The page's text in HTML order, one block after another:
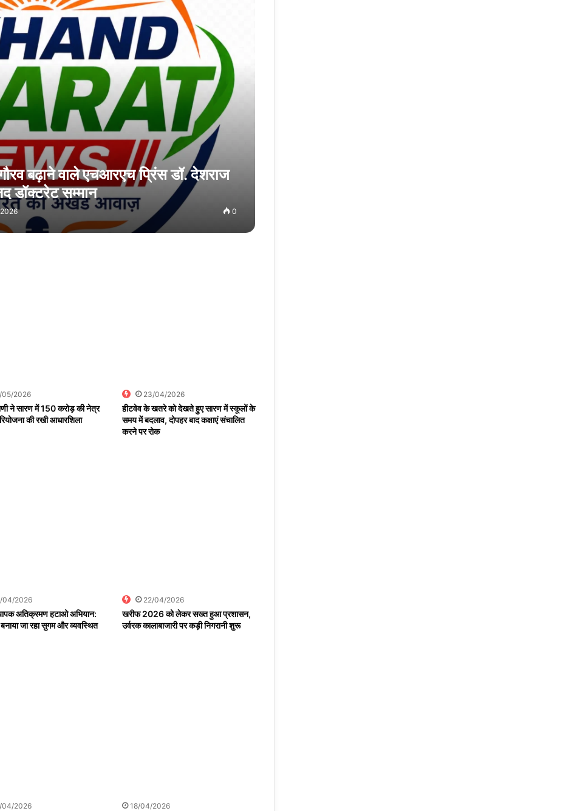
बढ़ाने वाले एचआरएच प्रिंस डॉ. देशराज
डॉक्टरेट सम्मान
0
05/2026
ने सारण में 150 करोड़ की नेत्र
की रखी आधारशिला
23/04/2026
हीटवेव के खतरे को देखते हुए सारण में स्कूलों के
समय में बदलाव, दोपहर बाद कक्षाएं संचालित
करने पर रोक
04/2026
अतिक्रमण हटाओ अभियान:
जा रहा सुगम और व्यवस्थित
22/04/2026
खरीफ 2026 को लेकर सख्त हुआ प्रशासन,
उर्वरक कालाबाजारी पर कड़ी निगरानी शुरू
04/2026 18/04/2026